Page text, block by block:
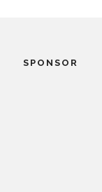
SPONSOR